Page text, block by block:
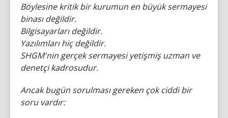
Böylesine kritik bir kurumun en büyük sermayesi
binası değildir.
Bilgisayarları değildir.
Yazılımları hiç değildir.
SHGM'nin gerçek sermayesi yetişmiş uzman ve
denetçi kadrosudur.
Ancak bugün sorulması gereken çok ciddi bir
soru vardır: